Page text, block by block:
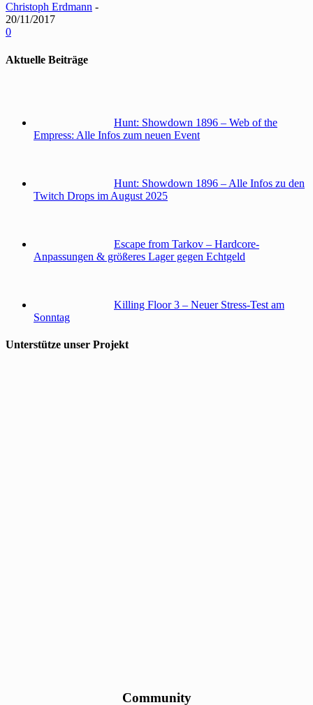
Christoph Erdmann -
20/11/2017
0
Aktuelle Beiträge
Hunt: Showdown 1896 – Web of the
Empress: Alle Infos zum neuen Event
Hunt: Showdown 1896 – Alle Infos zu den
Twitch Drops im August 2025
Escape from Tarkov – Hardcore-
Anpassungen & größeres Lager gegen Echtgeld
Killing Floor 3 – Neuer Stress-Test am
Sonntag
Unterstütze unser Projekt
Community